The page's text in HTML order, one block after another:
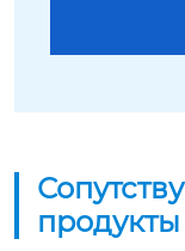
продукты